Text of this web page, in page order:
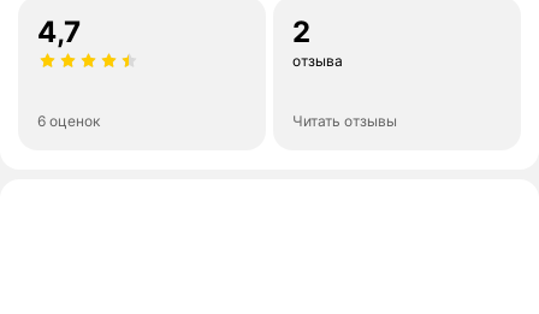
4,7
6 оценок
2
отзыва
Читать отзывы